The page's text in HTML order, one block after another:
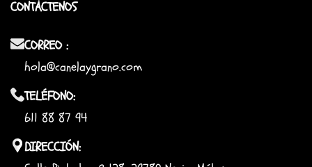
CONTÁCTENOS
CORREO :
hola@canelaygrano.com
TELÉFONO:
611 88 87 94
DIRECCIÓN: